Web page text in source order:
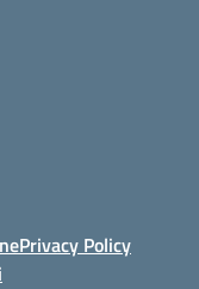
Privacy Policy